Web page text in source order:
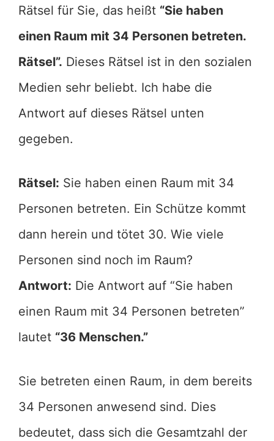
Rätsel für Sie, das heißt “Sie haben
einen Raum mit 34 Personen betreten.
Rätsel”. Dieses Rätsel ist in den sozialen
Medien sehr beliebt. Ich habe die
Antwort auf dieses Rätsel unten
gegeben.
Rätsel: Sie haben einen Raum mit 34
Personen betreten. Ein Schütze kommt
dann herein und tötet 30. Wie viele
Personen sind noch im Raum?
Antwort: Die Antwort auf “Sie haben
einen Raum mit 34 Personen betreten”
lautet “36 Menschen.”
Sie betreten einen Raum, in dem bereits
34 Personen anwesend sind. Dies
bedeutet, dass sich die Gesamtzahl der